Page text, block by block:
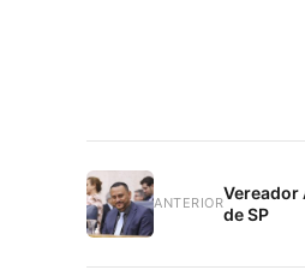
ANTERIORVereador
de SP